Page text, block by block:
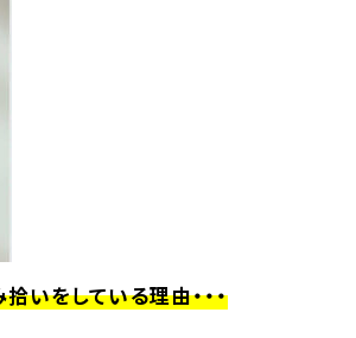
いをしている理由・・・